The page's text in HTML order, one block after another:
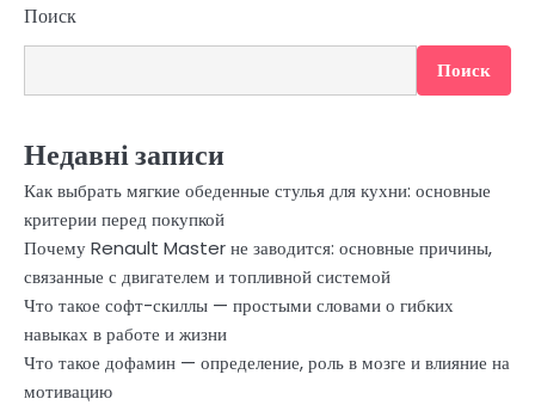
Поиск
Поиск
Недавні записи
Как выбрать мягкие обеденные стулья для кухни: основные
критерии перед покупкой
Почему Renault Master не заводится: основные причины,
связанные с двигателем и топливной системой
Что такое софт-скиллы — простыми словами о гибких
навыках в работе и жизни
Что такое дофамин — определение, роль в мозге и влияние на
мотивацию